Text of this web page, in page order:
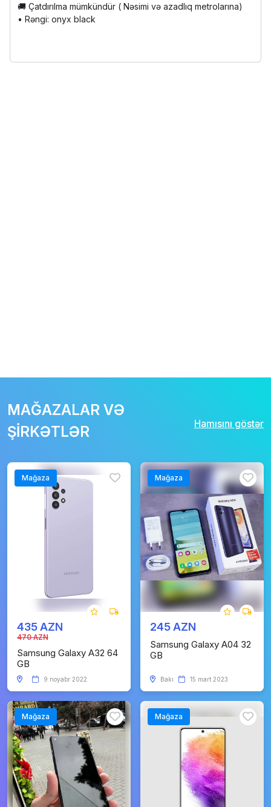
🚚 Çatdırılma mümkündür ( Nəsimi və azadlıq metrolarına)
• Rəngi: onyx black
MAĞAZALAR VƏ
ŞİRKƏTLƏR
Hamısını göstər
Mağaza
435 AZN
470 AZN
Samsung Galaxy A32 64
GB
9 noyabr 2022
Mağaza
245 AZN
Samsung Galaxy A04 32
GB
Bakı 15 mart 2023
Mağaza Mağaza